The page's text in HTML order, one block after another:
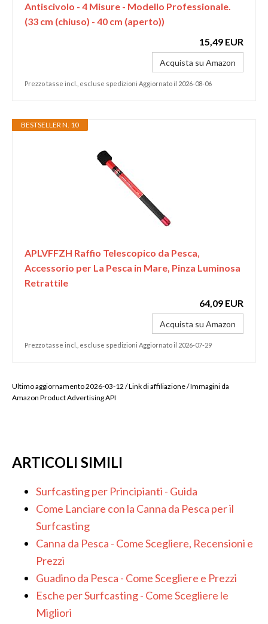
Antiscivolo - 4 Misure - Modello Professionale.
(33 cm (chiuso) - 40 cm (aperto))
15,49 EUR
Acquista su Amazon
Prezzo tasse incl., escluse spedizioni Aggiornato il 2026-08-06
BESTSELLER N. 10
APLVFFZH Raffio Telescopico da Pesca,
Accessorio per La Pesca in Mare, Pinza Luminosa
Retrattile
64,09 EUR
Acquista su Amazon
Prezzo tasse incl., escluse spedizioni Aggiornato il 2026-07-29
Ultimo aggiornamento 2026-03-12 / Link di affiliazione / Immagini da
Amazon Product Advertising API
ARTICOLI SIMILI
Surfcasting per Principianti - Guida
Come Lanciare con la Canna da Pesca per il
Surfcasting
Canna da Pesca - Come Scegliere, Recensioni e
Prezzi
Guadino da Pesca - Come Scegliere e Prezzi
Esche per Surfcasting - Come Scegliere le
Migliori